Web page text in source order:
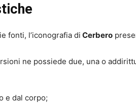
fonti, l’iconografia di Cerbero
ne possiede due, una o
e dal corpo;